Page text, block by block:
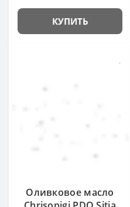
КУПИТЬ
Оливковое масло